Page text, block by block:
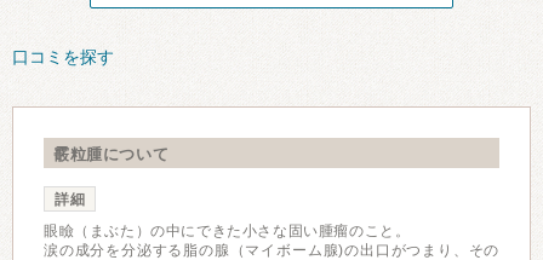
口コミを探す
霰粒腫について
詳細
眼瞼（まぶた）の中にできた小さな固い腫瘤のこと。
涙の成分を分泌する脂の腺（マイボーム腺)の出口がつまり、その